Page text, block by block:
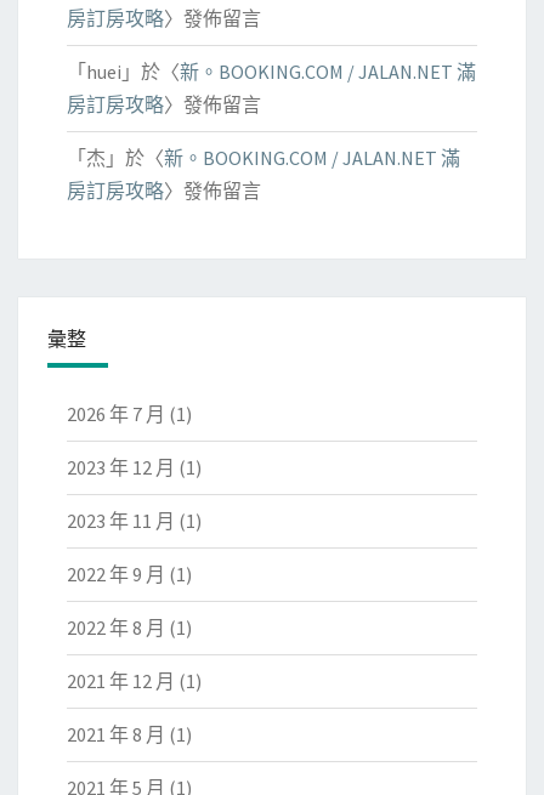
房訂房攻略〉發佈留言
「 huei 」於〈新。BOOKING.COM / JALAN.NET 滿
房訂房攻略〉發佈留言
「 杰 」於〈新。BOOKING.COM / JALAN.NET 滿
房訂房攻略〉發佈留言
彙整
2026 年 7 月 (1)
2023 年 12 月 (1)
2023 年 11 月 (1)
2022 年 9 月 (1)
2022 年 8 月 (1)
2021 年 12 月 (1)
2021 年 8 月 (1)
2021 年 5 月 (1)